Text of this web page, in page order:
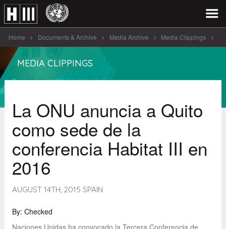
Home Documents & Archive Media Archive Media Clippings
La ONU anuncia a Quito como [...]
MEDIA CLIPPINGS
La ONU anuncia a Quito
como sede de la
conferencia Habitat III en
2016
AUGUST 14TH, 2015 SPAIN
By: Checked
Naciones Unidas ha convocado la Tercera Conferencia de